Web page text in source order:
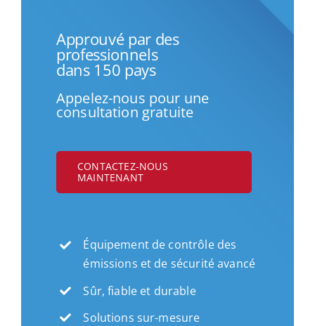
Approuvé par des
professionnels
dans 150 pays
Appelez-nous pour une
consultation gratuite
CONTACTEZ-NOUS
MAINTENANT
Équipement de contrôle des
émissions et de sécurité avancé
Sûr, fiable et durable
Solutions sur-mesure